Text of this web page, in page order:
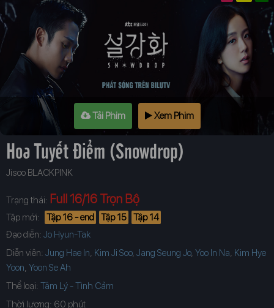
Tải Phim Xem Phim
Hoa Tuyết Điểm (Snowdrop)
Jisoo BLACKPINK
Trạng thái: Full 16/16 Trọn Bộ
Tập mới: Tập 16 - end Tập 15
Tập 14
Đạo diễn: Jo Hyun-Tak
Diễn viên: Jung Hae In, Kim Ji Soo, Jang Seung Jo, Yoo In Na, Kim Hye
Yoon, Yoon Se Ah
Thể loại: Tâm Lý - Tình Cảm
Thời lượng: 60 phút